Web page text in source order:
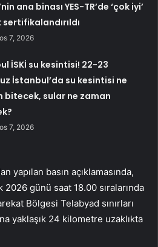
ana binası YES-TR’de ‘çok iyi’
7, 2026
İSKİ su kesintisi! 22-23
İstanbul’da su kesintisi ne
bitecek, sular ne zaman
7, 2026
yapılan basın açıklamasında,
2026 günü saat 18.00 sıralarında
Bölgesi Telabyad sınırları
yaklaşık 24 kilometre uzaklıkta